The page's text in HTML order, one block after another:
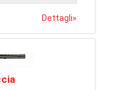
Dettagli»